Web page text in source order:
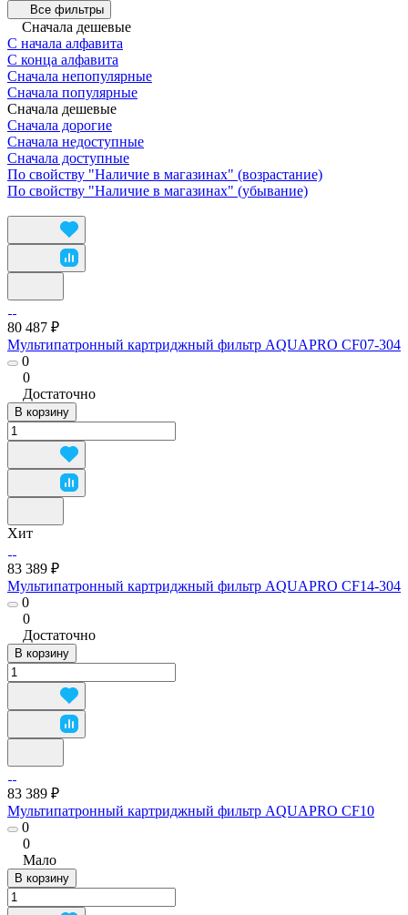
Все фильтры
Сначала дешевые
С начала алфавита
С конца алфавита
Сначала непопулярные
Сначала популярные
Сначала дешевые
Сначала дорогие
Сначала недоступные
Сначала доступные
По свойству "Наличие в магазинах" (возрастание)
По свойству "Наличие в магазинах" (убывание)
80 487 ₽
Мультипатронный картриджный фильтр AQUAPRO CF07-304
0
0
Достаточно
В корзину
Хит
83 389 ₽
Мультипатронный картриджный фильтр AQUAPRO CF14-304
0
0
Достаточно
В корзину
83 389 ₽
Мультипатронный картриджный фильтр AQUAPRO CF10
0
0
Мало
В корзину